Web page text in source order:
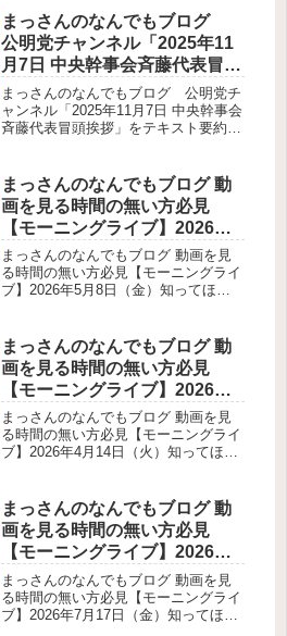
立」をテキスト要約Ⅰ. 小川淳也代表
の主張・問題提起（全体）冒頭メッセ
ージ：極論と暴力への警鐘中道の3本
柱① 自由と民主主義の継承② 徹底し
た平和主義③ 生活者重視の政治解散
の正当性への厳しい追及野党への呼び
かけ国会運営と暫定予算財政・経済政
策への疑問雇用・賃金政策食料品の消
潤う」発言への批判国民会議（社会保
障・税）への疑問国会改革の提案安全
保障・外交への質問エネルギー政策憲
法・立憲主義医療費・夫婦別姓政治改
革（定数削減・裏金・企業献金）小川
代表の国家像：競争力ある福祉国家女
性総理への敬意Ⅱ. 総理答弁（全体）
解散の正当性国会運営・予算財政・経
税）国会改革安全保障・外交日中関係
防衛費国家情報局スパイ防止法エネル
ギー政策憲法改正医療費・夫婦別姓定
数削減裏金問題企業献金総理自身の疑
惑「強くて豊かな日本」
まっさんのなんでもブログ
公明党チャンネル「2025年11
月7日 中央幹事会斉藤代表冒頭
挨拶」をテキスト要約
まっさんのなんでもブログ 公明党チ
ャンネル「2025年11月7日 中央幹事会
斉藤代表冒頭挨拶」をテキスト要約斉
ポーター制度について言及しました。
代表質問の振り返り政治資金規制法案
の提出準備ガソリン・軽油の暫定税率
廃止サポーター制度の創設
まっさんのなんでもブログ 動
画を見る時間の無い方必見
【モーニングライブ】2026年5
月8日（金）知ってほしい今日
のニュースを厳選！いさ進一
が生解説する新聞情報【 15分
中道動画 】をテキスト要約
まっさんのなんでもブログ 動画を見
る時間の無い方必見【モーニングライ
ブ】2026年5月8日（金）知ってほし
治ニュース / 生配信 / 中道動画 】をテ
キスト要約冒頭・事務連絡皇室典範・
皇族数確保の議論（本編の中心）現在
の国会議論の“本当のテーマ”皇族数確
保のための2案①男系男子の養子案
（旧皇族の復帰）②女性皇族が結婚後
も皇族として残る案③追加論点：配偶
者と子どもの扱い皇室制度の歴史的背
条約）再検討会議について
まっさんのなんでもブログ 動
画を見る時間の無い方必見
【モーニングライブ】2026年4
月14日（火）知ってほしい今
日のニュースを厳選！いさ進
一が生解説する新聞情報【 15
/ 中道動画 】をテキスト要約
まっさんのなんでもブログ 動画を見
る時間の無い方必見【モーニングライ
ブ】2026年4月14日（火）知ってほし
治ニュース / 生配信 / 中道動画 】をテ
キスト要約全体の要点冒頭の雑談・近
況今日のスケジュールと告知選挙応援
での名前誤りの訂正物価高・供給不安
の現場調査（公明新聞の話題から）現
場で聞こえる深刻な声いさ氏の危機認
識遺贈寄付（遺言による寄付）の重要
性背景データ（紹介された調査）社会
まっさんのなんでもブログ 動
画を見る時間の無い方必見
【モーニングライブ】2026年7
月17日（金）知ってほしい今
日のニュースを厳選！いさ進
一が生解説する新聞情報【 15
まっさんのなんでもブログ 動画を見
る時間の無い方必見【モーニングライ
ブ】2026年7月17日（金）知ってほし